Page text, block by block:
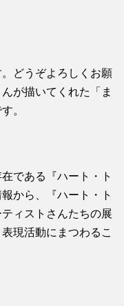
。どうぞよろしくお願
が描いてくれた「ま
。
である『ハート・ト
から、『ハート・ト
ィストさんたちの展
現活動にまつわるこ